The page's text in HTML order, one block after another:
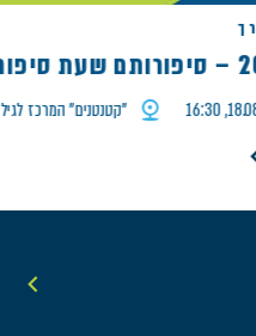
"קטנטנים" המרכז לגיל הרך